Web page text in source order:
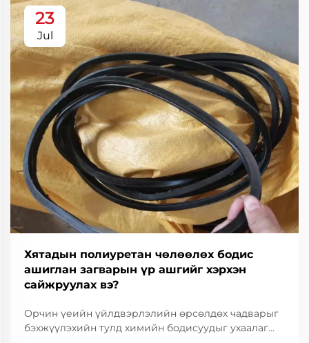
23
Jul
Хятадын полиуретан чөлөөлөх бодис
ашиглан загварын үр ашгийг хэрхэн
сайжруулах вэ?
Орчин үеийн үйлдвэрлэлийн өрсөлдөх чадварыг
бэхжүүлэхийн тулд химийн бодисуудыг ухаалаг